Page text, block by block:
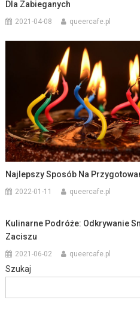
Dla Zabieganych
2021-04-08 queercafe.pl
Najlepszy Sposób Na
2022-01-11 queercafe.pl
Kulinarne Podróże: Odkrywanie
Zaciszu
2021-06-02 queercafe.pl
Szukaj